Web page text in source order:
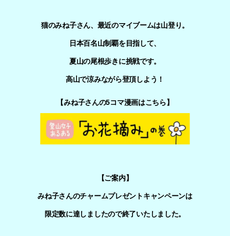
猫のみね子さん、最近のマイブームは山登り。
日本百名山制覇を目指して、
夏山の尾根歩きに挑戦です。
高山で涼みながら登頂しよう！
【みね子さんの5コマ漫画はこちら】
【ご案内】
みね子さんのチャームプレゼントキャンペーンは
限定数に達しましたので終了いたしました。